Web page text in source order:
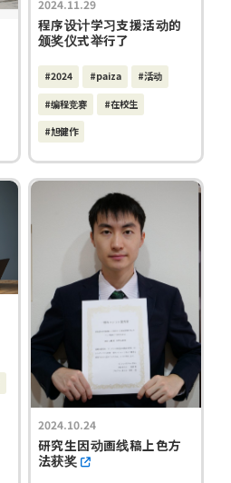
2024.11.29
程序设计学习支援活动的
颁奖仪式举行了
#2024 #paiza #活动
#编程竞赛 #在校生
#旭健作
2024.10.24
研究生因动画线稿上色方
法获奖